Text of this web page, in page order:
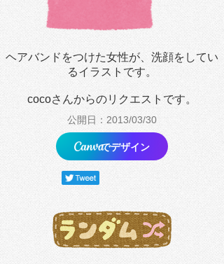
ヘアバンドをつけた女性が、洗顔をしてい
るイラストです。
cocoさんからのリクエストです。
公開日：2013/03/30
でデザイン